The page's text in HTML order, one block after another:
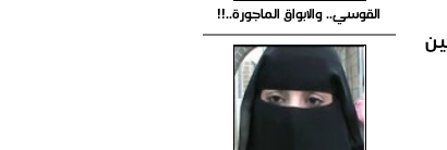
القوسي.. والابواق الماجورة..!!